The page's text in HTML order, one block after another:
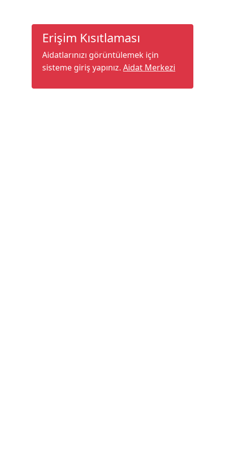
Erişim Kısıtlaması
Aidatlarınızı görüntülemek için
sisteme giriş yapınız. Aidat Merkezi